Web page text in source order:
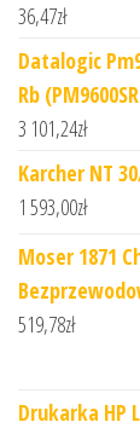
36,47zł
Datalogic
Rb
3 101,24zł
Karcher NT
1 593,00zł
Moser 1871
519,78zł
Drukarka HP